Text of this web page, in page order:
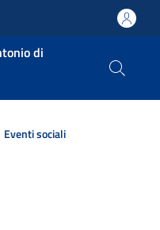
di
Eventi sociali